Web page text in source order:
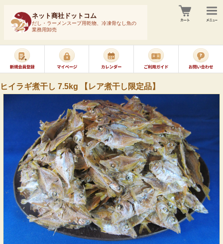
ネット商社ドットコム
だし・ラーメンスープ用乾物、冷凍骨なし魚の
業務用卸売
ヒイラギ煮干し 7.5kg 【レア煮干し限定品】